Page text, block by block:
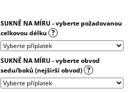
SUKNĚ NA MÍRU - vyberte požadovanou
celkovou délku ?
SUKNĚ NA MÍRU - vyberte obvod
sedu/boků (nejširší obvod) ?